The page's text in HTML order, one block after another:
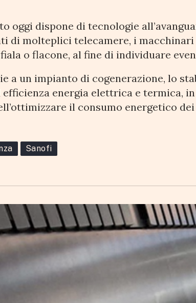
oggi dispone di tecnologie
di molteplici telecamere, i macchinari
o flacone, al fine di individuare
a un impianto di cogenerazione, lo
energia elettrica e termica,
il consumo energetico
Sanofi